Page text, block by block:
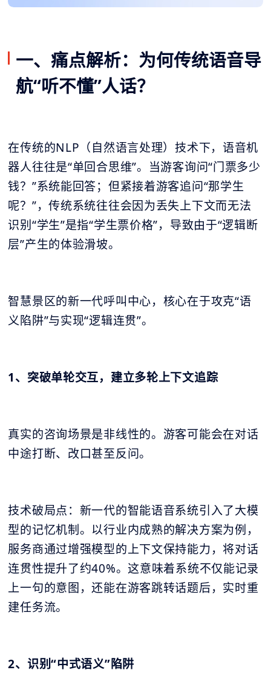
一、痛点解析：为何传统语音导
航“听不懂”人话？
在传统的NLP（自然语言处理）技术下，语音机
器人往往是“单回合思维”。当游客询问“门票多少
钱？”系统能回答；但紧接着游客追问“那学生
呢？”，传统系统往往会因为丢失上下文而无法
识别“学生”是指“学生票价格”，导致由于“逻辑断
层”产生的体验滑坡。
智慧景区的新一代呼叫中心，核心在于攻克“语
义陷阱”与实现“逻辑连贯”。
1、突破单轮交互，建立多轮上下文追踪
真实的咨询场景是非线性的。游客可能会在对话
中途打断、改口甚至反问。
技术破局点：新一代的智能语音系统引入了大模
型的记忆机制。以行业内成熟的解决方案为例，
服务商通过增强模型的上下文保持能力，将对话
连贯性提升了约40%。这意味着系统不仅能记录
上一句的意图，还能在游客跳转话题后，实时重
建任务流。
2、识别“中式语义”陷阱